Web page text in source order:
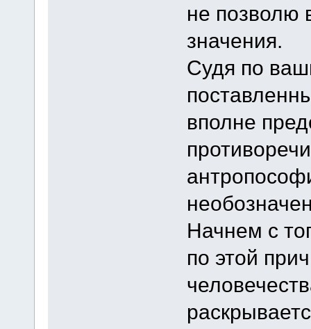
не позволю
значения.
Судя по
вполне
Начнем с
по этой